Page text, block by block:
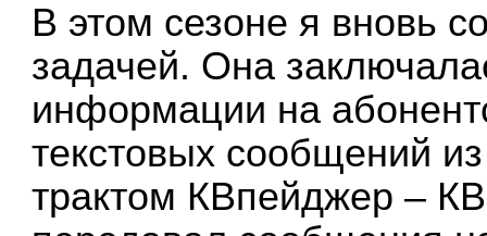
В этом сезоне я вновь
задачей. Она
информации на
текстовых сообщений
трактом КВпейджер –